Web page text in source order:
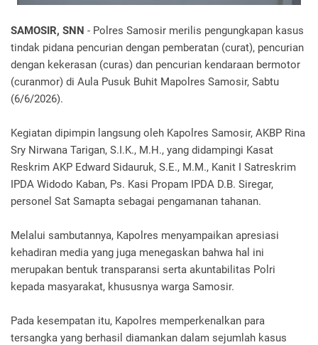
SAMOSIR, SNN - Polres Samosir merilis pengungkapan kasus
tindak pidana pencurian dengan pemberatan (curat), pencurian
dengan kekerasan (curas) dan pencurian kendaraan bermotor
(curanmor) di Aula Pusuk Buhit Mapolres Samosir, Sabtu
(6/6/2026).
Kegiatan dipimpin langsung oleh Kapolres Samosir, AKBP Rina
Sry Nirwana Tarigan, S.I.K., M.H., yang didampingi Kasat
Reskrim AKP Edward Sidauruk, S.E., M.M., Kanit I Satreskrim
IPDA Widodo Kaban, Ps. Kasi Propam IPDA D.B. Siregar,
personel Sat Samapta sebagai pengamanan tahanan.
Melalui sambutannya, Kapolres menyampaikan apresiasi
kehadiran media yang juga menegaskan bahwa hal ini
merupakan bentuk transparansi serta akuntabilitas Polri
kepada masyarakat, khususnya warga Samosir.
Pada kesempatan itu, Kapolres memperkenalkan para
tersangka yang berhasil diamankan dalam sejumlah kasus